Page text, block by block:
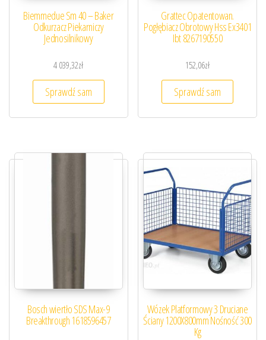
Biemmedue Sm 40 – Baker
Odkurzacz Piekarniczy
Jednosilnikowy
4 039,32zł
Sprawdź sam
Grattec Opatentowan.
Pogłębiacz Obrotowy Hss Ex3401
Ibt 8267190550
152,06zł
Sprawdź sam
Bosch wiertło SDS Max-9
Breakthrough 1618596457
Wózek Platformowy 3 Druciane
Ściany 1200X800mm Nośność 300
Kg